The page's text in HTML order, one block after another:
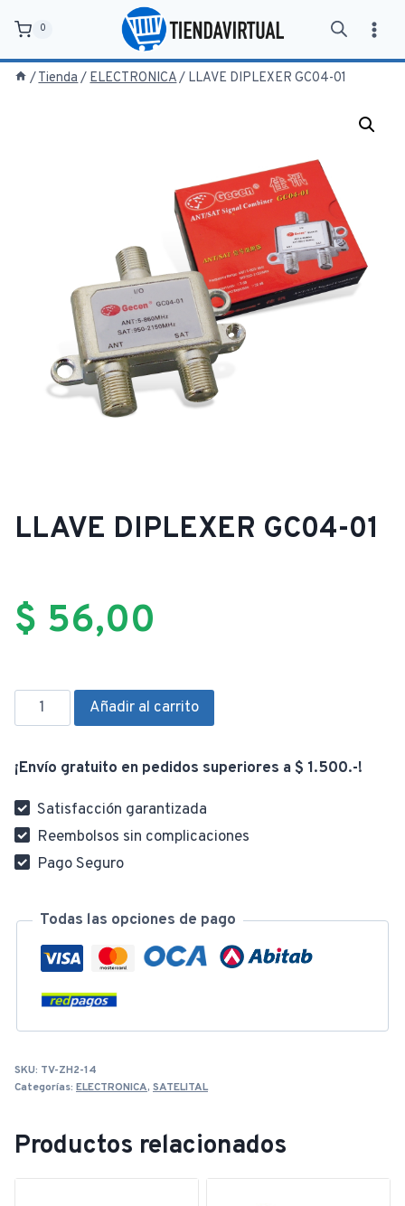
contenido
0
/Tienda / ELECTRONICA/ LLAVE DIPLEXER GC04-01
LLAVE DIPLEXER GC04-01
$ 56,00
LLAVE
DIPLEXER
01
cantidad
Añadir al carrito
¡Envío gratuito en pedidos superiores a $ 1.500.-!
Satisfacción garantizada
Reembolsos sin complicaciones
Pago Seguro
Todas las opciones de pago
SKU: TV-ZH2-14
Categorías: ELECTRONICA, SATELITAL
Productos relacionados